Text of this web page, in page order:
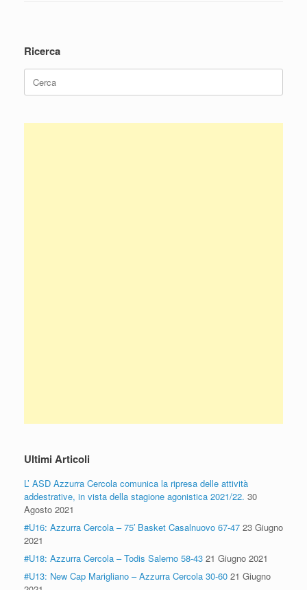
Ricerca
Ricerca
per:
Ultimi Articoli
L’ ASD Azzurra Cercola comunica la ripresa delle attività
addestrative, in vista della stagione agonistica 2021/22. 30
Agosto 2021
#U16: Azzurra Cercola – 75′ Basket Casalnuovo 67-47 23 Giugno
2021
#U18: Azzurra Cercola – Todis Salerno 58-43 21 Giugno 2021
#U13: New Cap Marigliano – Azzurra Cercola 30-60 21 Giugno